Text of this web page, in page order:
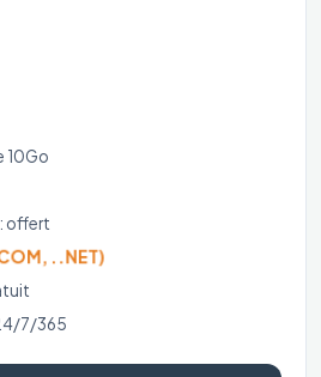
10Go
offert
..NET)
7/365